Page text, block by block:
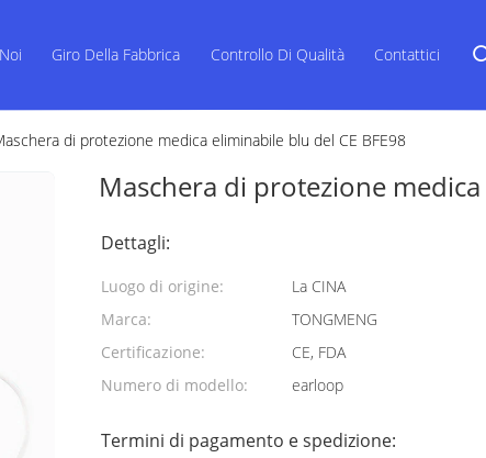
Giro Della Fabbrica Controllo Di Qualità Contattici
di protezione medica eliminabile blu del CE BFE98
Maschera di protezione
Dettagli:
Luogo di origine:
La CINA
Marca:
TONGMENG
Certificazione:
CE, FDA
Numero di modello:
earloop
Termini di pagamento e spedizione: